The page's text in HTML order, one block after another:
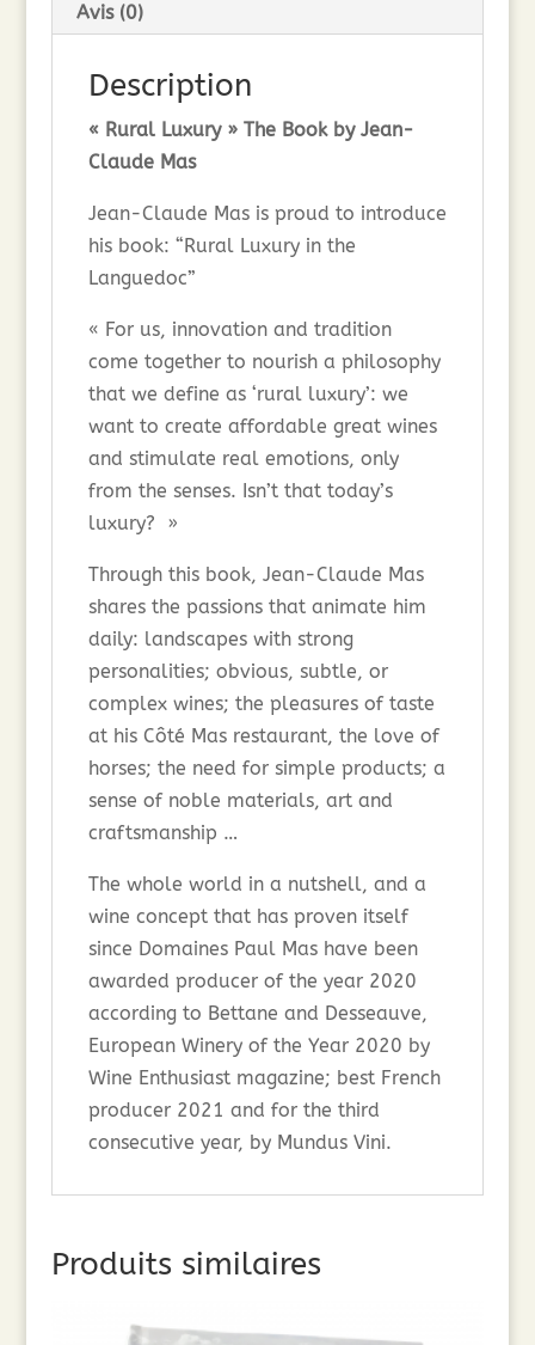
Avis (0)
Description
« Rural Luxury » The Book by Jean-
Claude Mas
Jean-Claude Mas is proud to introduce
his book: “Rural Luxury in the
Languedoc”
« For us, innovation and tradition
come together to nourish a philosophy
that we define as ‘rural luxury’: we
want to create affordable great wines
and stimulate real emotions, only
from the senses. Isn’t that today’s
luxury? »
Through this book, Jean-Claude Mas
shares the passions that animate him
daily: landscapes with strong
personalities; obvious, subtle, or
complex wines; the pleasures of taste
at his Côté Mas restaurant, the love of
horses; the need for simple products; a
sense of noble materials, art and
craftsmanship …
The whole world in a nutshell, and a
wine concept that has proven itself
since Domaines Paul Mas have been
awarded producer of the year 2020
according to Bettane and Desseauve,
European Winery of the Year 2020 by
Wine Enthusiast magazine; best French
producer 2021 and for the third
consecutive year, by Mundus Vini.
Produits similaires